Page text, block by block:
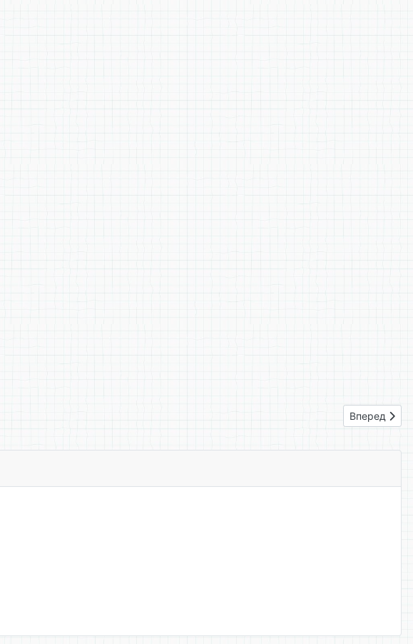
Следующий:
Вперед